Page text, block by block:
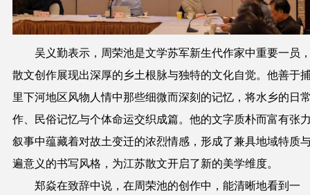
吴义勤表示，周荣池是文学苏军新生代作家中重要一员
散文创作展现出深厚的乡土根脉与独特的文化自觉。他善于
里下河地区风物人情中那些细微而深刻的记忆，将水乡的日
作、民俗记忆与个体命运交织成篇。他的文字质朴而富有张
叙事中蕴藏着对故土变迁的浓烈情感，形成了兼具地域特质
遍意义的书写风格，为江苏散文开启了新的美学维度。
郑焱在致辞中说，在周荣池的创作中，能清晰地看到一